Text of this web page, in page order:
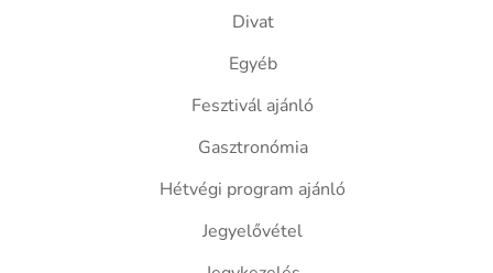
Divat
Egyéb
Fesztivál ajánló
Gasztronómia
Hétvégi program ajánló
Jegyelővétel